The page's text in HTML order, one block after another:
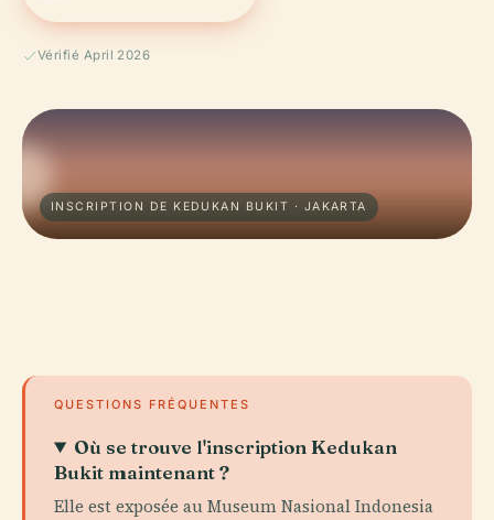
Vérifié April 2026
INSCRIPTION DE KEDUKAN BUKIT · JAKARTA
QUESTIONS FRÉQUENTES
Où se trouve l'inscription Kedukan
Bukit maintenant ?
Elle est exposée au Museum Nasional Indonesia